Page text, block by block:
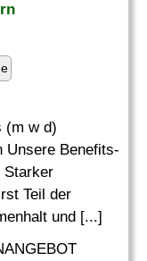
(m w d)
Unsere Benefits-
Starker
Teil der
und [...]